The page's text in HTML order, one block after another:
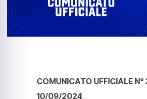
COMUNICATO UFFICIALE N°
10/09/2024